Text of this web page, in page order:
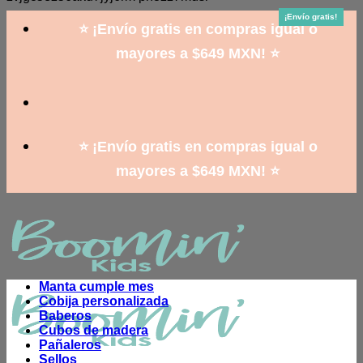
to
content
⭐ ¡Envío gratis en compras igual o
mayores a $649 MXN! ⭐
⭐ ¡Envío gratis en compras igual o
mayores a $649 MXN! ⭐
Manta cumple mes
Cobija personalizada
Baberos
Cubos de madera
Pañaleros
Sellos
¡Envío gratis!
¡Envío gratis!
¡Envío gratis!
¡Envío gratis!
¡Envío gratis!
¡Envío gratis!
¡Envío gratis!
¡Envío gratis!
¡Envío gratis!